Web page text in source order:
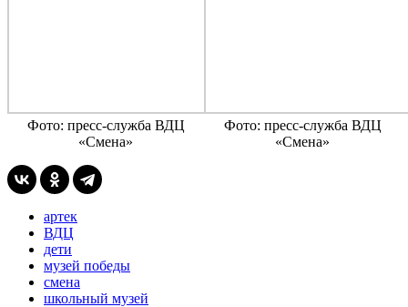
Фото: пресс-служба ВДЦ
«Смена»
Фото: пресс-служба ВДЦ
«Смена»
артек
ВДЦ
дети
музей победы
смена
школьный музей